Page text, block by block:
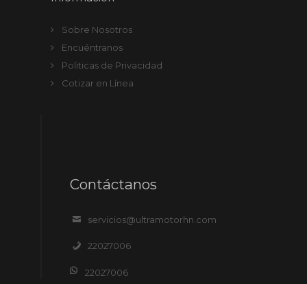
Sobre Nosotros
Encuéntranos
Politicas de Privacidad
Cotizar en Línea
Contáctanos
servicios@ultramotorhn.com
22027006
22027006